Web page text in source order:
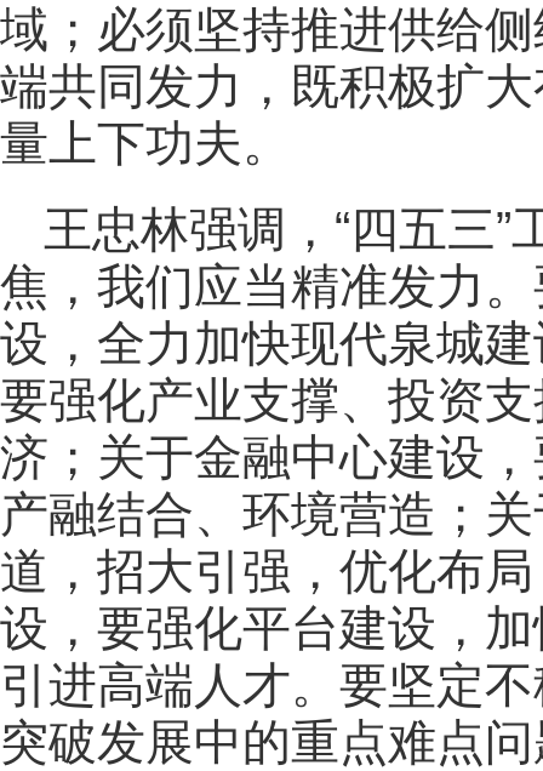
域；必须坚持推进供给
端共同发力，既积极扩
量上下功夫。
王忠林强调，“四五三
焦，我们应当精准发力
设，全力加快现代泉城
要强化产业支撑、投资
济；关于金融中心建设
产融结合、环境营造；
道，招大引强，优化布
设，要强化平台建设，
引进高端人才。要坚定
突破发展中的重点难点